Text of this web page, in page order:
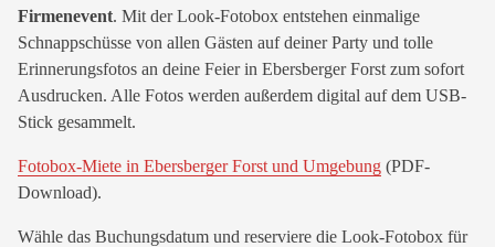
Firmenevent. Mit der Look-Fotobox entstehen einmalige
Schnappschüsse von allen Gästen auf deiner Party und tolle
Erinnerungsfotos an deine Feier in Ebersberger Forst zum sofort
Ausdrucken. Alle Fotos werden außerdem digital auf dem USB-
Stick gesammelt.
Fotobox-Miete in Ebersberger Forst und Umgebung (PDF-
Download).
Wähle das Buchungsdatum und reserviere die Look-Fotobox für